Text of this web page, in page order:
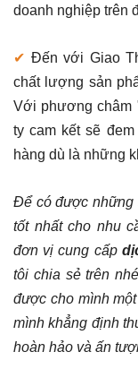
doanh nghiệp trên
✔ Đến với Giao
chất lượng sản
Với phương châm
ty cam kết sẽ
hàng dù là những
Để có được những
tốt nhất cho nhu
đơn vị cung cấp
tôi chia sẻ trên
được cho mình
mình khẳng định
hoàn hảo và ấn